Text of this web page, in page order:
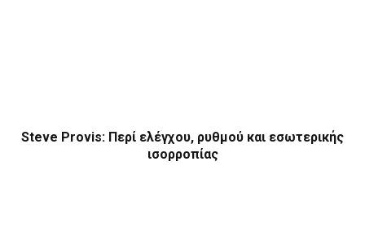
Steve Provis: Περί ελέγχου, ρυθμού και εσωτερικής
ισορροπίας